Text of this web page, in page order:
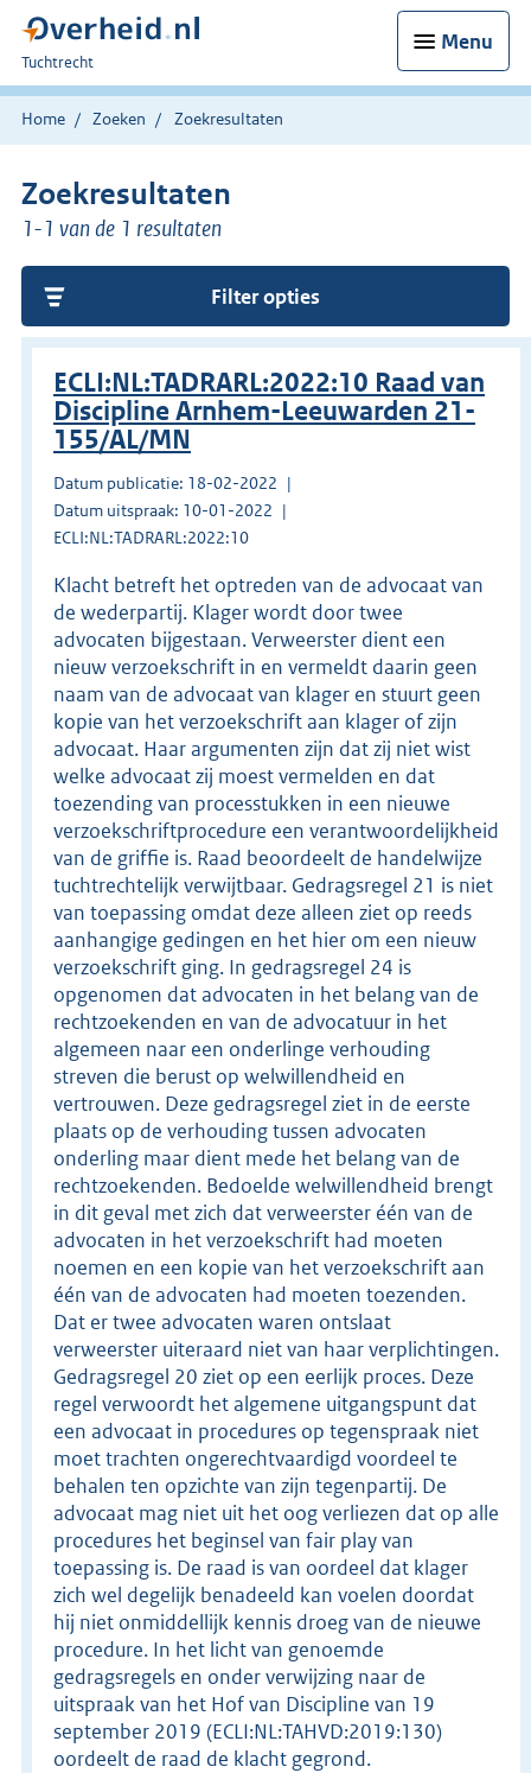
Menu
U
bent
hier:
Tuchtrecht
Home Zoeken Zoekresultaten
Zoekresultaten
1-1 van de 1 resultaten
Filter opties
ECLI:NL:TADRARL:2022:10 Raad van
Discipline Arnhem-Leeuwarden 21-
155/AL/MN
Datum publicatie: 18-02-2022
Datum uitspraak: 10-01-2022
ECLI:NL:TADRARL:2022:10
Klacht betreft het optreden van de advocaat van
de wederpartij. Klager wordt door twee
advocaten bijgestaan. Verweerster dient een
nieuw verzoekschrift in en vermeldt daarin geen
naam van de advocaat van klager en stuurt geen
kopie van het verzoekschrift aan klager of zijn
advocaat. Haar argumenten zijn dat zij niet wist
welke advocaat zij moest vermelden en dat
toezending van processtukken in een nieuwe
verzoekschriftprocedure een verantwoordelijkheid
van de griffie is. Raad beoordeelt de handelwijze
tuchtrechtelijk verwijtbaar. Gedragsregel 21 is niet
van toepassing omdat deze alleen ziet op reeds
aanhangige gedingen en het hier om een nieuw
verzoekschrift ging. In gedragsregel 24 is
opgenomen dat advocaten in het belang van de
rechtzoekenden en van de advocatuur in het
algemeen naar een onderlinge verhouding
streven die berust op welwillendheid en
vertrouwen. Deze gedragsregel ziet in de eerste
plaats op de verhouding tussen advocaten
onderling maar dient mede het belang van de
rechtzoekenden. Bedoelde welwillendheid brengt
in dit geval met zich dat verweerster één van de
advocaten in het verzoekschrift had moeten
noemen en een kopie van het verzoekschrift aan
één van de advocaten had moeten toezenden.
Dat er twee advocaten waren ontslaat
verweerster uiteraard niet van haar verplichtingen.
Gedragsregel 20 ziet op een eerlijk proces. Deze
regel verwoordt het algemene uitgangspunt dat
een advocaat in procedures op tegenspraak niet
moet trachten ongerechtvaardigd voordeel te
behalen ten opzichte van zijn tegenpartij. De
advocaat mag niet uit het oog verliezen dat op alle
procedures het beginsel van fair play van
toepassing is. De raad is van oordeel dat klager
zich wel degelijk benadeeld kan voelen doordat
hij niet onmiddellijk kennis droeg van de nieuwe
procedure. In het licht van genoemde
gedragsregels en onder verwijzing naar de
uitspraak van het Hof van Discipline van 19
september 2019 (ECLI:NL:TAHVD:2019:130)
oordeelt de raad de klacht gegrond.